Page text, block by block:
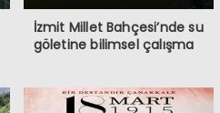
İzmit Millet Bahçesi’nde su
göletine bilimsel çalışma